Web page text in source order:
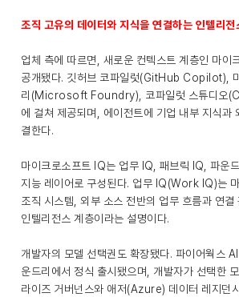
조직 고유의 데이터와 지식을 연결하는 인텔리전
업체 측에 따르면, 새로운 컨텍스트 계층인 마이
공개됐다. 깃허브 코파일럿(GitHub Copilot),
리(Microsoft Foundry), 코파일럿 스튜디오
에 걸쳐 제공되며, 에이전트에 기업 내부 지식과
결한다.
마이크로소프트 IQ는 업무 IQ, 패브릭 IQ, 파운
지능 레이어로 구성된다. 업무 IQ(Work IQ)는
조직 시스템, 외부 소스 전반의 업무 흐름과 연결
인텔리전스 계층이라는 설명이다.
개발자의 모델 선택권도 확장됐다. 파이어웍스
운드리에서 정식 출시됐으며, 개발자가 선택한
라이즈 거버넌스와 애저(Azure) 데이터 레지던